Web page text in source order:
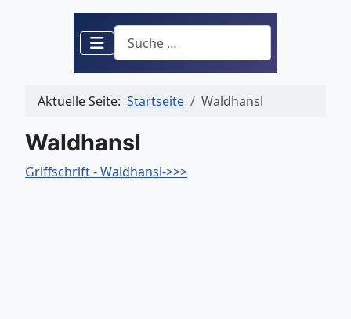
Suchen
Aktuelle Seite: Startseite Waldhansl
Waldhansl
Griffschrift - Waldhansl->>>